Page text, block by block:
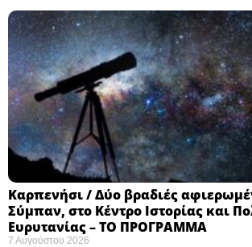
Καρπενήσι / Δύο βραδιές
Σύμπαν, στο Κέντρο Ιστορίας και
Ευρυτανίας – ΤΟ ΠΡΟΓΡΑΜΜΑ
7 Αυγούστου 2026